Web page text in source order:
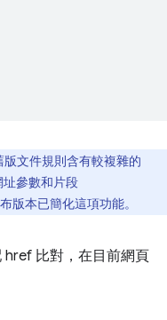
文件規則含有較複雜的
址參數和片段
版本已簡化這項功能。
href 比對，在目前網頁